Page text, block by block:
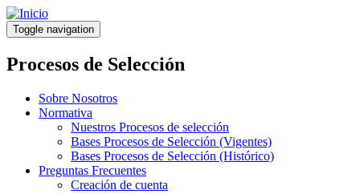
Pasar
al
contenido
principal
Toggle navigation
Procesos de Selección
Sobre Nosotros
Normativa
Nuestros Procesos de selección
Bases Procesos de Selección (Vigentes)
Bases Procesos de Selección (Histórico)
Preguntas Frecuentes
Creación de cuenta